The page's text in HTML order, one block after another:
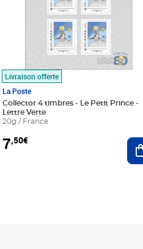
au panier
Livraison offerte
La Poste
Collector 4 timbres - Le Petit Prince -
Lettre Verte
20g / France
7,50€